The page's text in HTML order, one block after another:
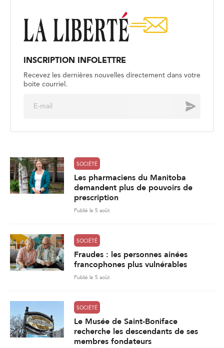
INSCRIPTION INFOLETTRE
Recevez les dernières nouvelles directement dans votre
boite courriel.
Envoyer
SOCIÉTÉ
Les pharmaciens du Manitoba
demandent plus de pouvoirs de
prescription
Publié le 5 août
SOCIÉTÉ
Fraudes : les personnes ainées
francophones plus vulnérables
Publié le 5 août
SOCIÉTÉ
Le Musée de Saint-Boniface
recherche les descendants de ses
membres fondateurs